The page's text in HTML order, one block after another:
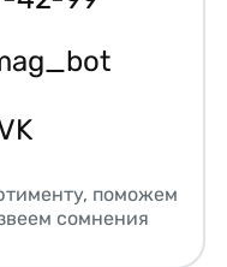
поможем
сомнения